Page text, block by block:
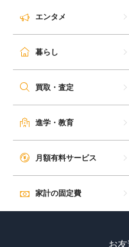
エンタメ
暮らし
買取・査定
進学・教育
月額有料サービス
家計の固定費
お